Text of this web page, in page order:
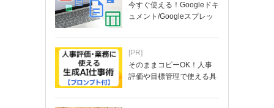
今すぐ使える！Googleドキ
ュメント/Googleスプレッ
[PR]
そのままコピーOK！人事
評価や目標管理で使える具